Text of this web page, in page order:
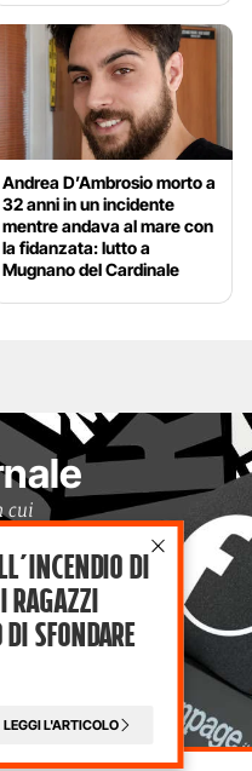
Andrea D’Ambrosio morto a
32 anni in un incidente
mentre andava al mare con
la fidanzata: lutto a
Mugnano del Cardinale
cui
di
ragazzi
sfondare
LEGGI L'ARTICOLO